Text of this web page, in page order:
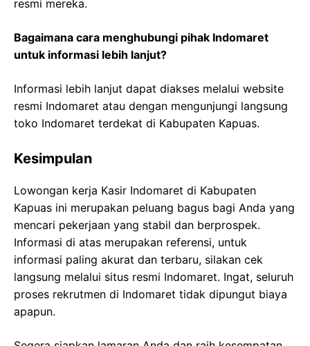
resmi mereka.
Bagaimana cara menghubungi pihak Indomaret
untuk informasi lebih lanjut?
Informasi lebih lanjut dapat diakses melalui website
resmi Indomaret atau dengan mengunjungi langsung
toko Indomaret terdekat di Kabupaten Kapuas.
Kesimpulan
Lowongan kerja Kasir Indomaret di Kabupaten
Kapuas ini merupakan peluang bagus bagi Anda yang
mencari pekerjaan yang stabil dan berprospek.
Informasi di atas merupakan referensi, untuk
informasi paling akurat dan terbaru, silakan cek
langsung melalui situs resmi Indomaret. Ingat, seluruh
proses rekrutmen di Indomaret tidak dipungut biaya
apapun.